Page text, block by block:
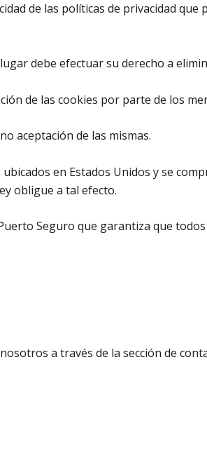
de las políticas de privacidad
debe efectuar su derecho a
de las cookies por parte de los
aceptación de las mismas.
en Estados Unidos y se
obligue a tal efecto.
Seguro que garantiza que
a través de la sección de